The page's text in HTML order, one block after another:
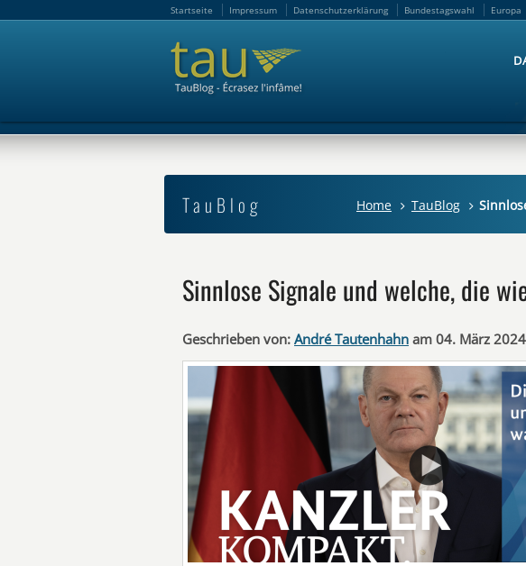
Startseite Impressum Datenschutzerklärung Bundestagswahl Europa
TauBlog Home TauBlog
Sinnlose Signale und welche, die
Geschrieben von: André Tautenhahn am 04. März
Startseite Impressum Datenschutzerklärung Bundestagswahl Europa